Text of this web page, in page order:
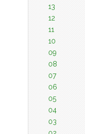
13
12
11
10
09
08
07
06
05
04
03